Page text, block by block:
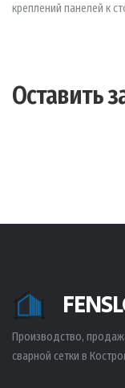
креплений панелей к
Оставить
Производство,
сварной сетки в